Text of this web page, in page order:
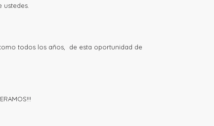
todos los años, de esta oportunidad de